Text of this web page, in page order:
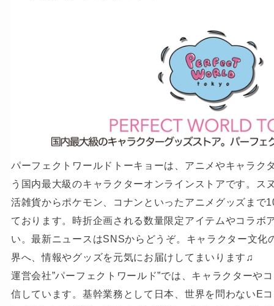
パーフェクトワールドトーキョーは、アニメやキャラク
う国内最大級のキャラクターオンラインストアです。ス
活雑貨からポケモン、コナンといったアニメグッズまで
ております。時折企画される数量限定アイテムやコラボ
い。最新ニュースはSNSからどうぞ。キャラクター文化
界へ、情報やグッズを元気にお届けしてまいります♫
運営会社”パーフェクトワールド”では、キャラクターや
信しています。基幹業務として日本、世界を問わないE